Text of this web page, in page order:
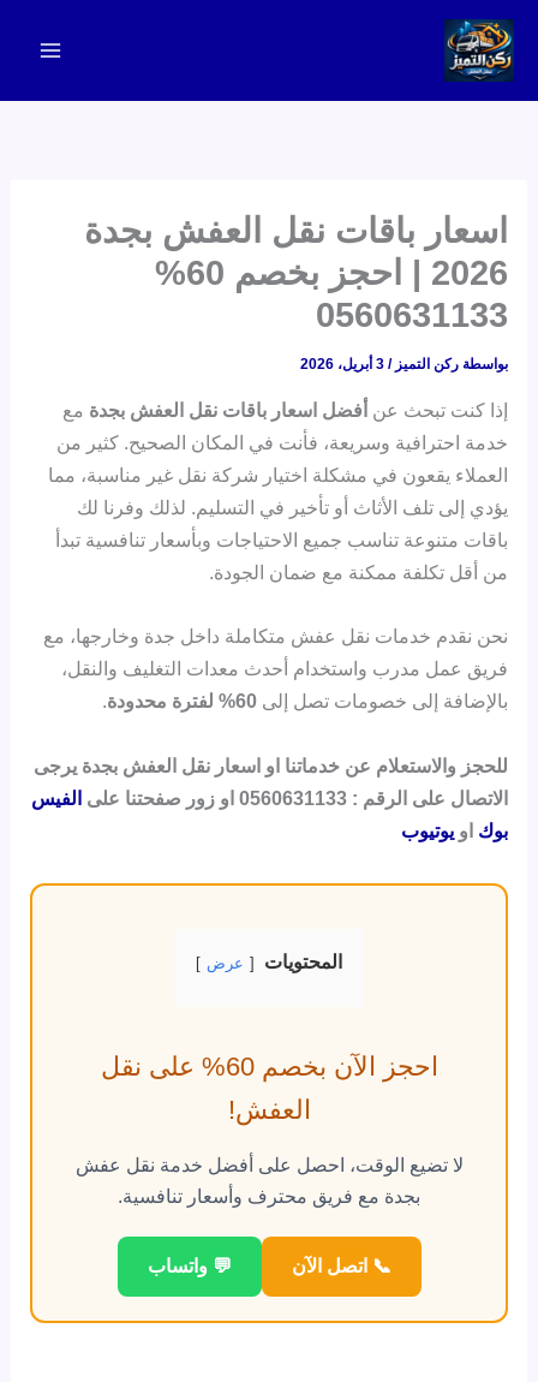
تخطي
المحتوى
اسعار باقات نقل العفش بجدة
2026 | احجز بخصم 60%
0560631133
بواسطة ركن التميز/3 أبريل، 2026
إذا كنت تبحث عن أفضل اسعار باقات نقل العفش بجدة مع
خدمة احترافية وسريعة، فأنت في المكان الصحيح. كثير من
العملاء يقعون في مشكلة اختيار شركة نقل غير مناسبة، مما
يؤدي إلى تلف الأثاث أو تأخير في التسليم. لذلك وفرنا لك
باقات متنوعة تناسب جميع الاحتياجات وبأسعار تنافسية تبدأ
من أقل تكلفة ممكنة مع ضمان الجودة.
نحن نقدم خدمات نقل عفش متكاملة داخل جدة وخارجها، مع
فريق عمل مدرب واستخدام أحدث معدات التغليف والنقل،
بالإضافة إلى خصومات تصل إلى60% لفترة محدودة .
للحجز والاستعلام عن خدماتنا او اسعار نقل العفش بجدة يرجى
الاتصال على الرقم : 0560631133 او زور صفحتنا على
الفيس
بوك اويوتيوب
المحتويات عرض
احجز الآن بخصم 60% على نقل
العفش!
لا تضيع الوقت، احصل على أفضل خدمة نقل عفش
بجدة مع فريق محترف وأسعار تنافسية.
📞 اتصل الآن 💬 واتساب